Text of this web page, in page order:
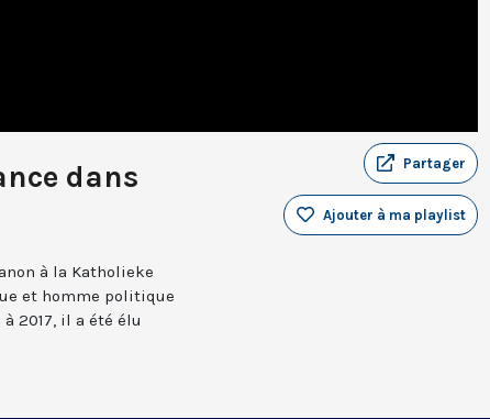
dans
Partager
Ajouter à ma playlist
à la Katholieke
et homme politique
2017, il a été élu